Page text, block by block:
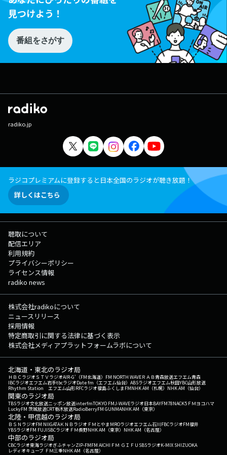
見つけよう！
番組をさがす
radiko.jp
ラジコプレミアムに登録すると日本全国のラジオが聴き放題！
詳しくはこちら
聴取について
配信エリア
利用規約
プライバシーポリシー
ライセンス情報
radiko news
株式会社radikoについて
ニュースリリース
採用情報
特定商取引に関する法律に基づく表示
株式会社メディアプラットフォームラボについて
北海道・東北のラジオ局
ＨＢＣラジオＳＴＶラジオAIR-G'（FM北海道） FM NORTH WAVEＲＡＢ青森放送エフエム青森
IBCラジオエフエム岩手tbcラジオDate fm（エフエム仙台） ABSラジオエフエム秋田YBC山形放送
Rhythm Station エフエム山形RFCラジオ福島ふくしまFMNHK AM（札幌） NHK AM（仙台）
関東のラジオ局
TBSラジオ文化放送ニッポン放送interfmTOKYO FMJ-WAVEラジオ日本BAYFM78NACK5 ＦＭヨコハマ
LuckyFM 茨城放送CRT栃木放送RadioBerryFM GUNMANHK AM（東京）
北陸・甲信越のラジオ局
ＢＳＮラジオFM NIIGATAＫＮＢラジオ ＦＭとやまMROラジオエフエム石川FBCラジオFM福井
YBSラジオFM FUJISBCラジオ ＦＭ長野NHK AM（東京） NHK AM（名古屋）
中部のラジオ局
CBCラジオ東海ラジオぎふチャンZIP-FMFM AICHI ＦＭ ＧＩＦＵ SBSラジオK-MIX SHIZUOKA
レディオキューブ ＦＭ三重NHK AM（名古屋）